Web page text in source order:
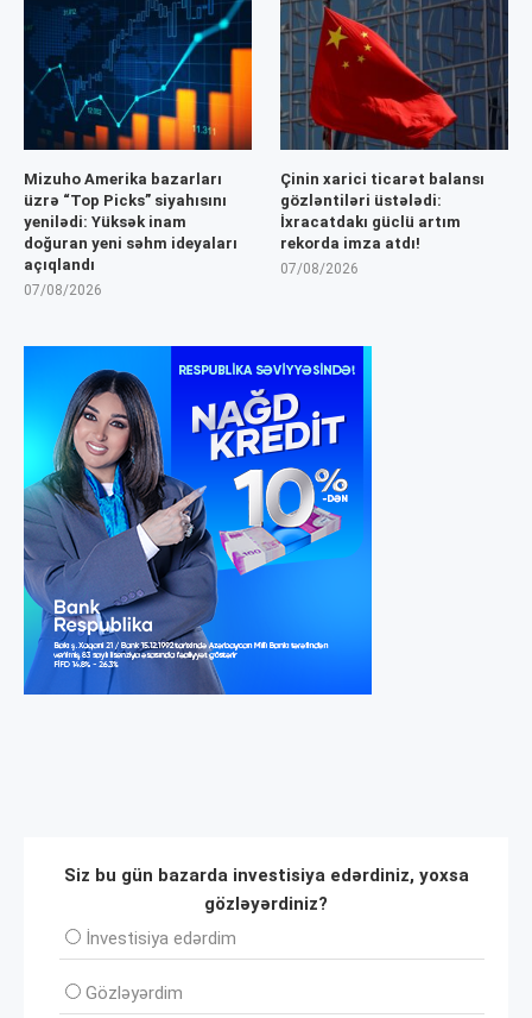
Mizuho Amerika bazarları
üzrə “Top Picks” siyahısını
yenilədi: Yüksək inam
doğuran yeni səhm ideyaları
açıqlandı
07/08/2026
Çinin xarici ticarət balansı
gözləntiləri üstələdi:
İxracatdakı güclü artım
rekorda imza atdı!
07/08/2026
Siz bu gün bazarda investisiya edərdiniz, yoxsa
gözləyərdiniz?
İnvеstisiya edərdim
Gözləyərdim